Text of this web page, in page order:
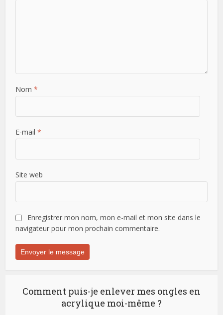
Nom*
E-mail*
Site web
Enregistrer mon nom, mon e-mail et mon site dans le
navigateur pour mon prochain commentaire.
Comment puis-je enlever mes ongles en
acrylique moi-même ?